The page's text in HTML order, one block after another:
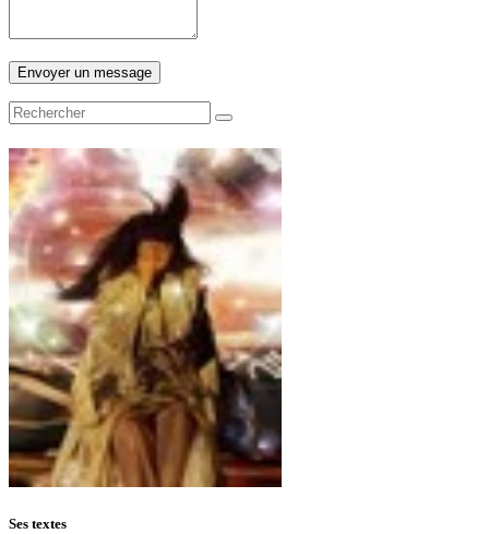
Ses textes